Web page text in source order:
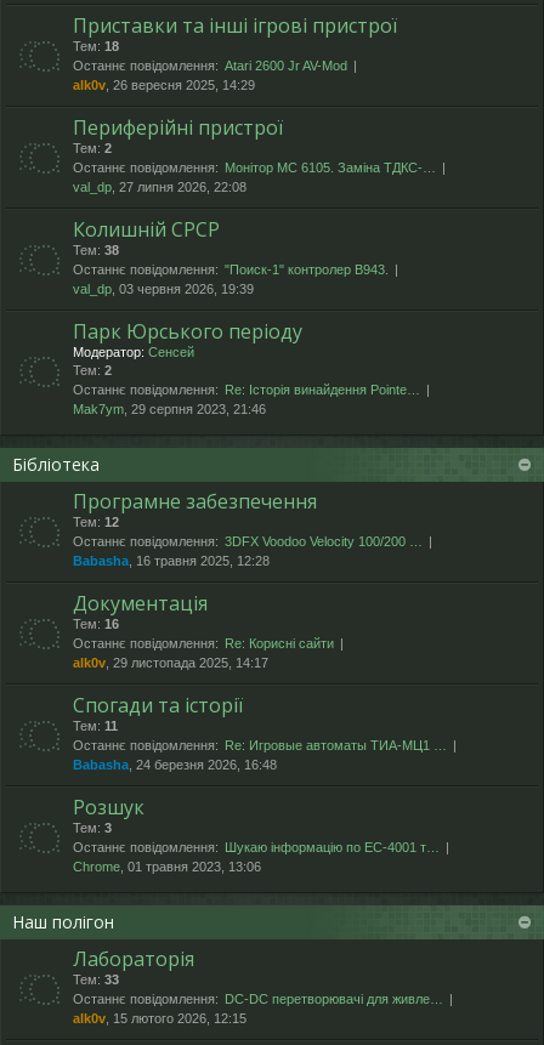
Приставки та інші ігрові пристрої
Тем: 18
Останнє повідомлення: Atari 2600 Jr AV-Mod
alk0v , 26 вересня 2025, 14:29
Периферійні пристрої
Тем: 2
Останнє повідомлення: Монітор МС 6105. Заміна ТДКС-…
val_dp , 27 липня 2026, 22:08
Колишній СРСР
Тем: 38
Останнє повідомлення: "Поиск-1" контролер В943.
val_dp , 03 червня 2026, 19:39
Парк Юрського періоду
Модератор: Сенсей
Тем: 2
Останнє повідомлення:
Re: Історія винайдення Pointe…
Mak7ym , 29 серпня 2023, 21:46
Бібліотека
Програмне забезпечення
Тем: 12
Останнє повідомлення: 3DFX Voodoo Velocity 100/200 …
Babasha , 16 травня 2025, 12:28
Документація
Тем: 16
Останнє повідомлення:
Re: Корисні сайти
alk0v , 29 листопада 2025, 14:17
Спогади та історії
Тем: 11
Останнє повідомлення:
Re: Игровые автоматы ТИА-МЦ1 …
Babasha , 24 березня 2026, 16:48
Розшук
Тем: 3
Останнє повідомлення:
Шукаю інформацію по ЕС-4001 т…
Chrome , 01 травня 2023, 13:06
Наш полігон
Лабораторія
Тем: 33
Останнє повідомлення:
DC-DC перетворювачі для живле…
alk0v , 15 лютого 2026, 12:15